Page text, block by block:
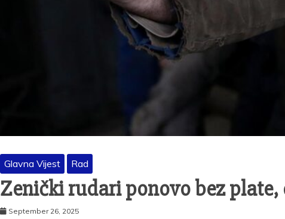
Glavna Vijest Rad
Zenički rudari ponovo bez
September 26, 2025